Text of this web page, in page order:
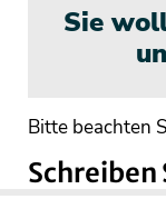
Sie
Bitte beachten
Schreiben